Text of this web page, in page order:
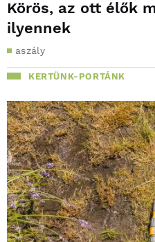
Körös, az ott élők
ilyennek
aszály
KERTÜNK-PORTÁNK